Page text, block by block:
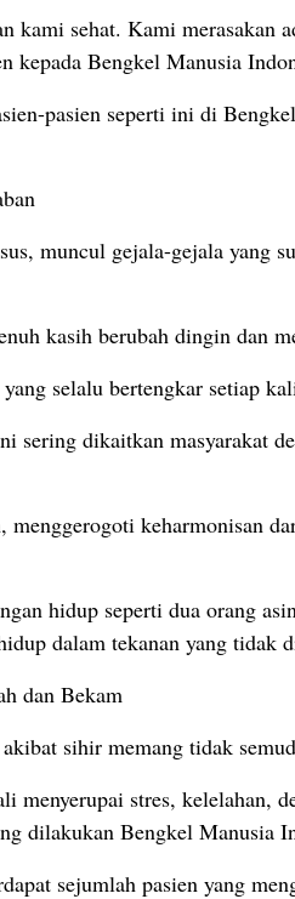
kami sehat. Kami merasakan
kepada Bengkel Manusia
pasien seperti ini di
muncul gejala-gejala yang
kasih berubah dingin dan
selalu bertengkar setiap
sering dikaitkan masyarakat
menggerogoti keharmonisan
hidup seperti dua orang
dalam tekanan yang tidak
dan Bekam
sihir memang tidak
menyerupai stres, kelelahan,
dilakukan Bengkel Manusia
sejumlah pasien yang